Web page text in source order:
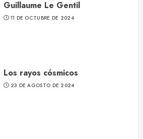
Guillaume Le Gentil
11 DE OCTUBRE DE 2024
Los rayos cósmicos
23 DE AGOSTO DE 2024